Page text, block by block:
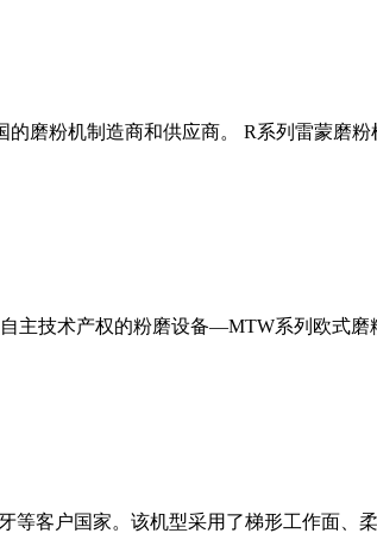
磨粉机制造商和供应商。 R系列雷蒙磨
主技术产权的粉磨设备—MTW系列欧式
客户国家。该机型采用了梯形工作面、